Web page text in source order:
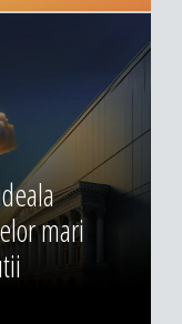
mari